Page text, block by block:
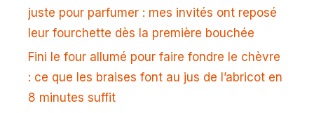
juste pour parfumer : mes invités ont reposé
leur fourchette dès la première bouchée
Fini le four allumé pour faire fondre le chèvre
: ce que les braises font au jus de l’abricot en
8 minutes suffit